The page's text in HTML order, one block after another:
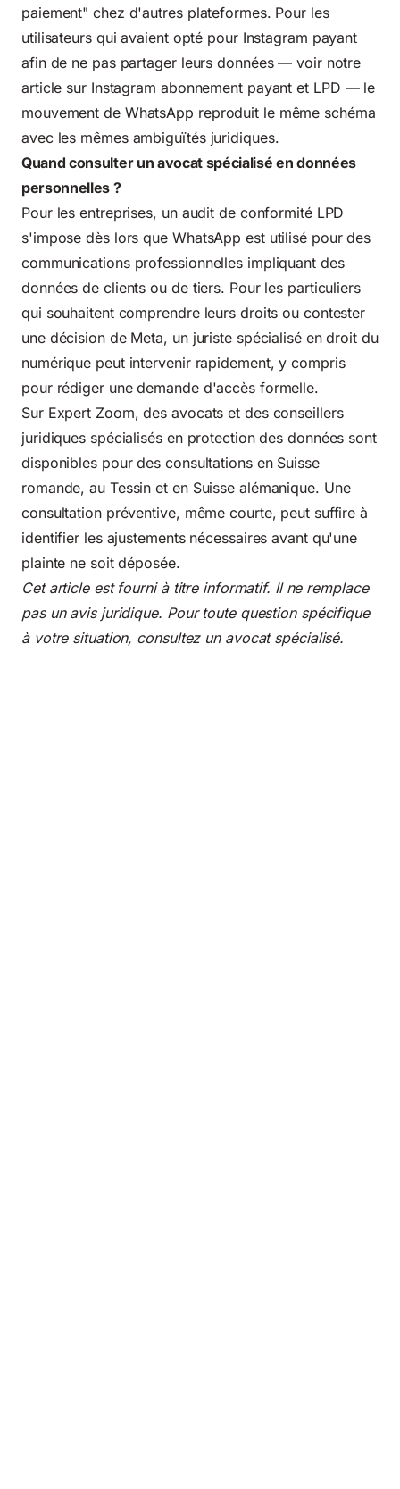
paiement" chez d'autres plateformes. Pour les
utilisateurs qui avaient opté pour Instagram payant
afin de ne pas partager leurs données — voir notre
article sur Instagram abonnement payant et LPD — le
mouvement de WhatsApp reproduit le même schéma
avec les mêmes ambiguïtés juridiques.
Quand consulter un avocat spécialisé en données
personnelles ?
Pour les entreprises, un audit de conformité LPD
s'impose dès lors que WhatsApp est utilisé pour des
communications professionnelles impliquant des
données de clients ou de tiers. Pour les particuliers
qui souhaitent comprendre leurs droits ou contester
une décision de Meta, un juriste spécialisé en droit du
numérique peut intervenir rapidement, y compris
pour rédiger une demande d'accès formelle.
Sur Expert Zoom, des avocats et des conseillers
juridiques spécialisés en protection des données sont
disponibles pour des consultations en Suisse
romande, au Tessin et en Suisse alémanique. Une
consultation préventive, même courte, peut suffire à
identifier les ajustements nécessaires avant qu'une
plainte ne soit déposée.
Cet article est fourni à titre informatif. Il ne remplace
pas un avis juridique. Pour toute question spécifique
à votre situation, consultez un avocat spécialisé.